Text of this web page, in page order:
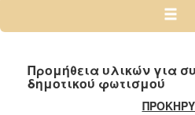
2025
2023
Προμήθεια υλικών για
δημοτικού φωτισμού